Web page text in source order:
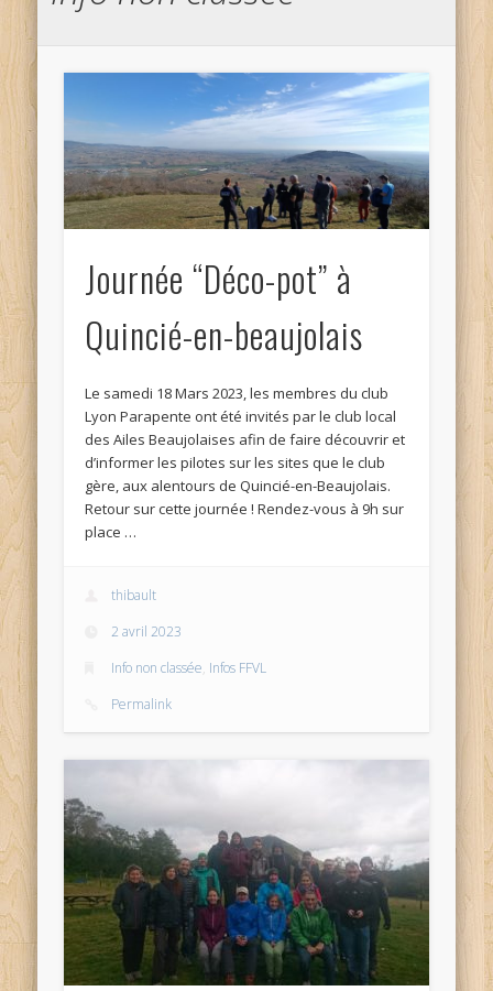
Journée “Déco-pot” à
Quincié-en-beaujolais
Le samedi 18 Mars 2023, les membres du club
Lyon Parapente ont été invités par le club local
des Ailes Beaujolaises afin de faire découvrir et
d’informer les pilotes sur les sites que le club
gère, aux alentours de Quincié-en-Beaujolais.
Retour sur cette journée ! Rendez-vous à 9h sur
place …
thibault
2 avril 2023
Info non classée, Infos FFVL
Permalink